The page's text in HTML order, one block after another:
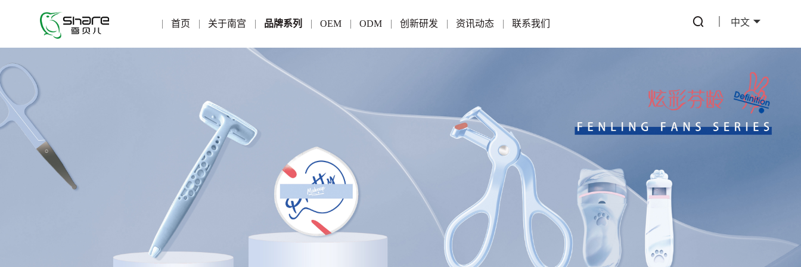
首页 关于南宫 品牌系列 OEM ODM 创新研发 资讯动态 联系我们 中文